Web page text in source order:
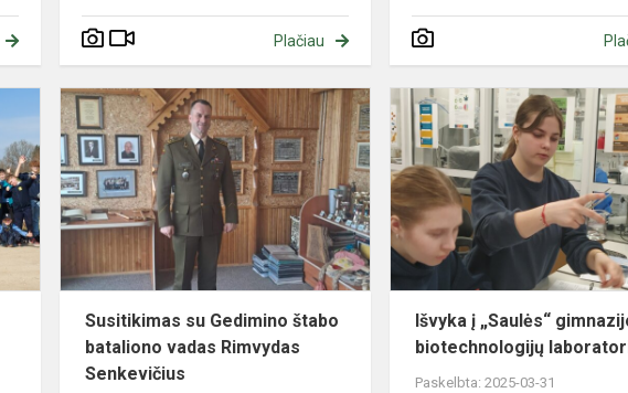
Plačiau
„Pavasario
sekliai"
Susitikimas
su
Gedimino
štabo
bataliono
vadas
Rimvydas
Senk...
Susitikimas su Gedimino štabo
bataliono vadas Rimvydas
Senkevičius
Išvyka į „Saulės“
biotechnologijų
Paskelbta: 2025-03-31